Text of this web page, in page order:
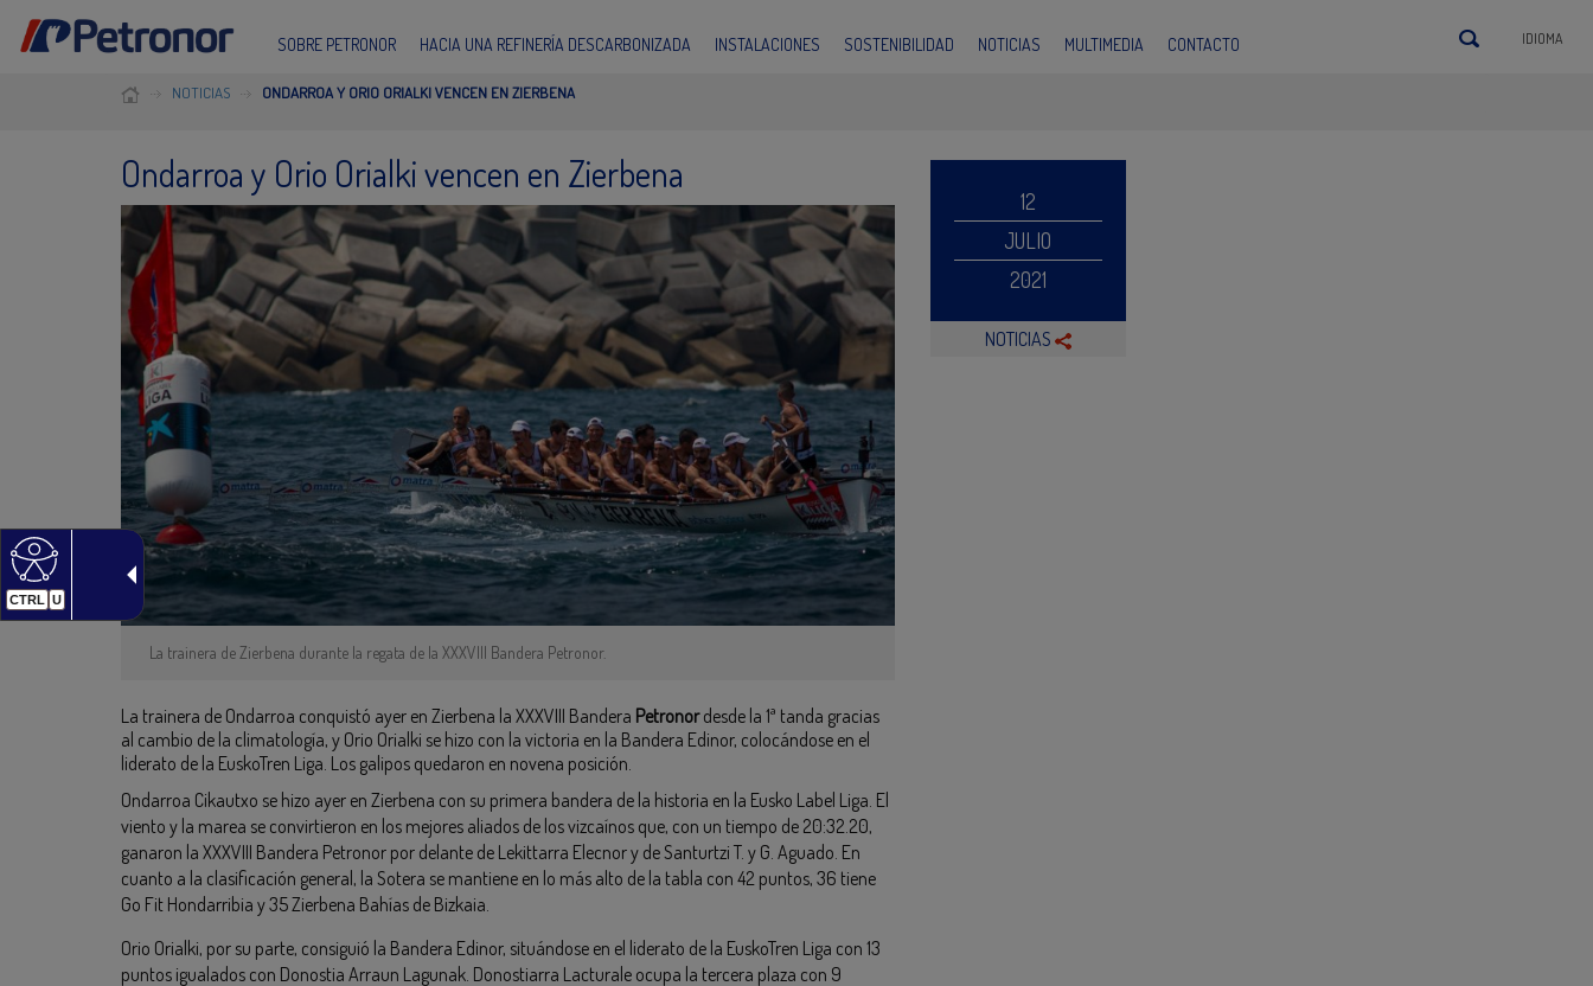
CTRL U
SOBRE PETRONOR HACIA UNA REFINERÍA DESCARBONIZADA INSTALACIONES SOSTENIBILIDAD NOTICIAS MULTIMEDIA CONTACTO IDIOMA
NOTICIAS ONDARROA Y ORIO ORIALKI VENCEN EN ZIERBENA
Ondarroa y Orio Orialki vencen en Zierbena
La trainera de Zierbena durante la regata de la XXXVIII Bandera Petronor.
La trainera de Ondarroa conquistó ayer en Zierbena la XXXVIII Bandera Petronordesde la 1ª tanda gracias
al cambio de la climatología, y Orio Orialki se hizo con la victoria en la Bandera Edinor, colocándose en el
liderato de la EuskoTren Liga. Los galipos quedaron en novena posición.
Ondarroa Cikautxo se hizo ayer en Zierbena con su primera bandera de la historia en la Eusko Label Liga. El
viento y la marea se convirtieron en los mejores aliados de los vizcaínos que, con un tiempo de 20:32.20,
ganaron la XXXVIII Bandera Petronor por delante de Lekittarra Elecnor y de Santurtzi T. y G. Aguado. En
cuanto a la clasificación general, la Sotera se mantiene en lo más alto de la tabla con 42 puntos, 36 tiene
Go Fit Hondarribia y 35 Zierbena Bahías de Bizkaia.
Orio Orialki, por su parte, consiguió la Bandera Edinor, situándose en el liderato de la EuskoTren Liga con 13
puntos igualados con Donostia Arraun Lagunak. Donostiarra Lacturale ocupa la tercera plaza con 9
12
JULIO
2021
NOTICIAS